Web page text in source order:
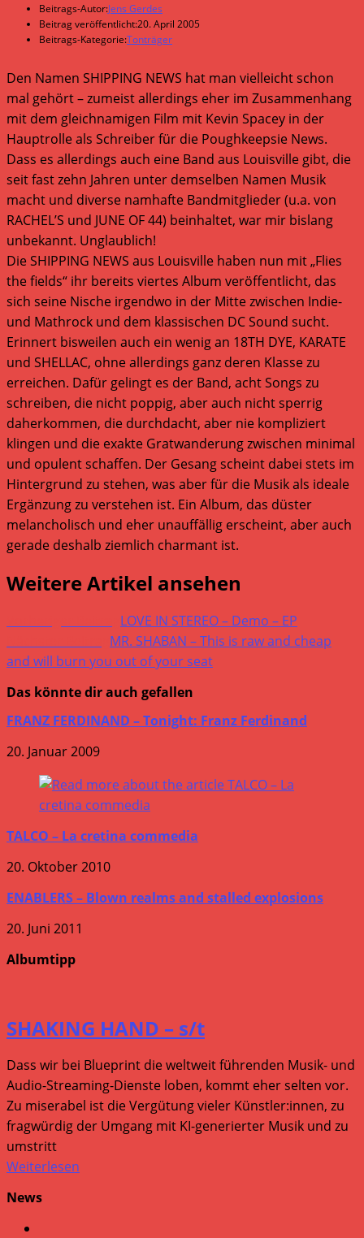
Beitrags-Autor:Jens Gerdes
Beitrag veröffentlicht:20. April 2005
Beitrags-Kategorie:Tonträger
Den Namen SHIPPING NEWS hat man vielleicht schon
mal gehört – zumeist allerdings eher im Zusammenhang
mit dem gleichnamigen Film mit Kevin Spacey in der
Hauptrolle als Schreiber für die Poughkeepsie News.
Dass es allerdings auch eine Band aus Louisville gibt, die
seit fast zehn Jahren unter demselben Namen Musik
macht und diverse namhafte Bandmitglieder (u.a. von
RACHEL’S und JUNE OF 44) beinhaltet, war mir bislang
unbekannt. Unglaublich!
Die SHIPPING NEWS aus Louisville haben nun mit „Flies
the fields“ ihr bereits viertes Album veröffentlicht, das
sich seine Nische irgendwo in der Mitte zwischen Indie-
und Mathrock und dem klassischen DC Sound sucht.
Erinnert bisweilen auch ein wenig an 18TH DYE, KARATE
und SHELLAC, ohne allerdings ganz deren Klasse zu
erreichen. Dafür gelingt es der Band, acht Songs zu
schreiben, die nicht poppig, aber auch nicht sperrig
daherkommen, die durchdacht, aber nie kompliziert
klingen und die exakte Gratwanderung zwischen minimal
und opulent schaffen. Der Gesang scheint dabei stets im
Hintergrund zu stehen, was aber für die Musik als ideale
Ergänzung zu verstehen ist. Ein Album, das düster
melancholisch und eher unauffällig erscheint, aber auch
gerade deshalb ziemlich charmant ist.
Weitere Artikel ansehen
LOVE IN STEREO – Demo – EP
MR. SHABAN – This is raw and cheap
and will burn you out of your seat
Das könnte dir auch gefallen
FRANZ FERDINAND – Tonight: Franz Ferdinand
20. Januar 2009
TALCO – La cretina commedia
20. Oktober 2010
ENABLERS – Blown realms and stalled explosions
20. Juni 2011
Albumtipp
SHAKING HAND – s/t
Dass wir bei Blueprint die weltweit führenden Musik- und
Audio-Streaming-Dienste loben, kommt eher selten vor.
Zu miserabel ist die Vergütung vieler Künstler:innen, zu
fragwürdig der Umgang mit KI-generierter Musik und zu
umstritt
Weiterlesen
News